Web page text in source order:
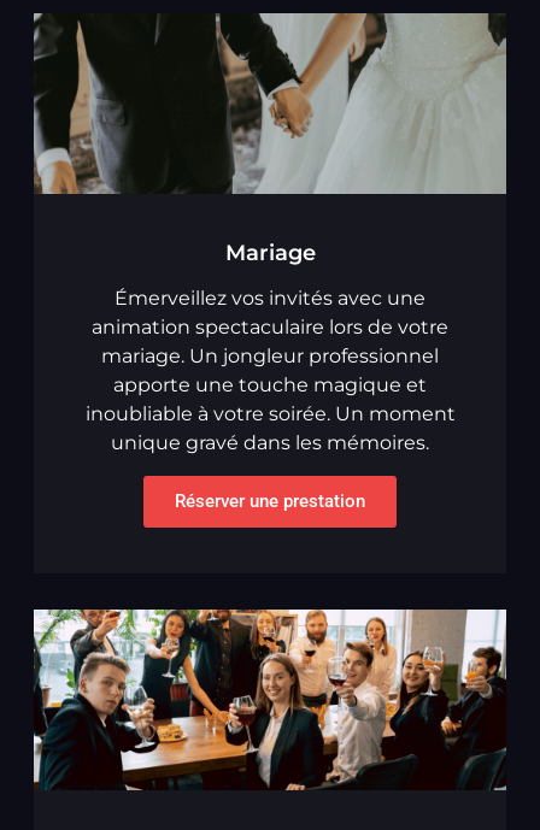
Mariage
Émerveillez vos invités avec une
animation spectaculaire lors de votre
mariage. Un jongleur professionnel
apporte une touche magique et
inoubliable à votre soirée. Un moment
unique gravé dans les mémoires.
Réserver une prestation